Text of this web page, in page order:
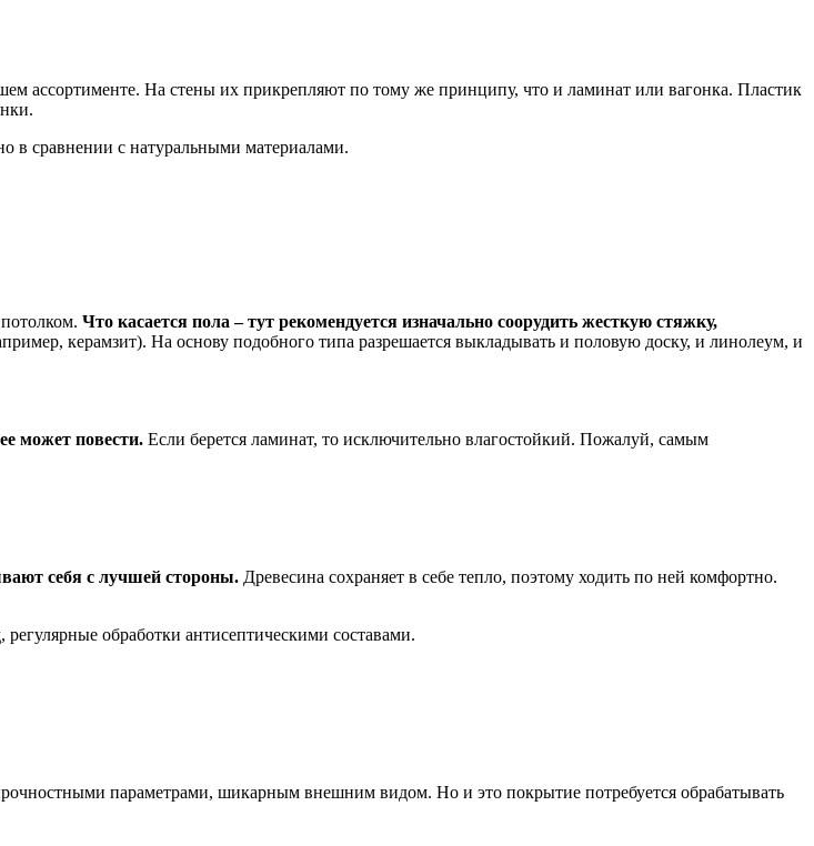
ассортименте. На стены их прикрепляют по тому же принципу, что и ламинат или вагонка. Пластик
в сравнении с натуральными материалами.
Что касается пола – тут рекомендуется изначально соорудить жесткую стяжку,
керамзит). На основу подобного типа разрешается выкладывать и половую доску, и линолеум, и
может повести. Если берется ламинат, то исключительно влагостойкий. Пожалуй, самым
себя с лучшей стороны. Древесина сохраняет в себе тепло, поэтому ходить по ней комфортно.
обработки антисептическими составами.
параметрами, шикарным внешним видом. Но и это покрытие потребуется обрабатывать